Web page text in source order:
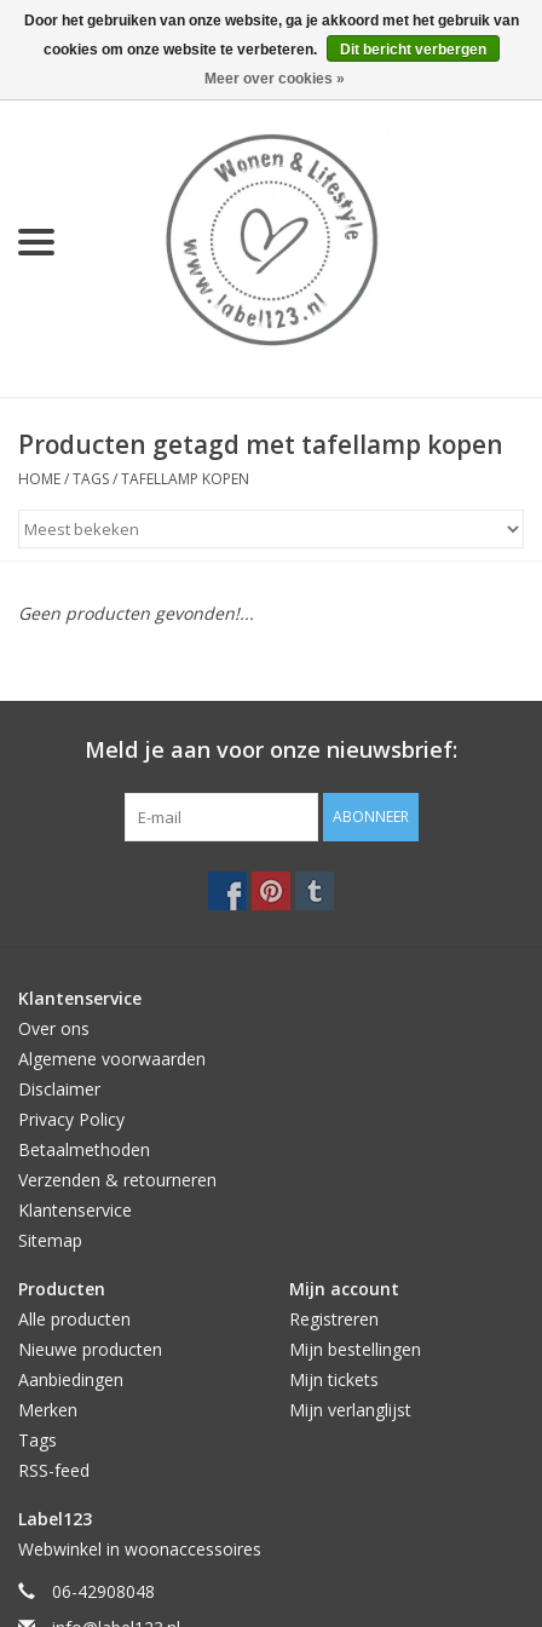
0 Artikelen - €0,00
KEUKEN
LIFESTYLE
MEUBELS
Producten getagd met tafellamp kopen
HOME/TAGS/TAFELLAMP KOPEN
Geen producten gevonden!...
Meld je aan voor onze nieuwsbrief:
ABONNEER
Klantenservice
Over ons
Algemene voorwaarden
Disclaimer
Privacy Policy
Betaalmethoden
Verzenden & retourneren
Klantenservice
Sitemap
Producten
Alle producten
Nieuwe producten
Aanbiedingen
Merken
Tags
RSS-feed
Mijn account
Registreren
Mijn bestellingen
Mijn tickets
Mijn verlanglijst
Label123
Webwinkel in woonaccessoires
06-42908048
Door het gebruiken van onze website, ga je akkoord met het gebruik van
cookies om onze website te verbeteren.
Dit bericht verbergen
Meer over cookies »